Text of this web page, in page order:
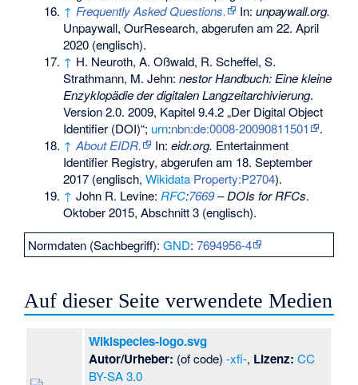
↑ Frequently Asked Questions. In:unpaywall.org.
Unpaywall, OurResearch, abgerufen am 22. April
2020 (englisch).
↑ H. Neuroth, A. Oßwald, R. Scheffel, S.
Strathmann, M. Jehn:nestor Handbuch: Eine kleine
Enzyklopädie der digitalen Langzeitarchivierung.
Version 2.0. 2009, Kapitel 9.4.2 „Der Digital Object
Identifier (DOI)“; urn:nbn:de:0008-20090811501
.
↑ About EIDR. In:eidr.org. Entertainment
Identifier Registry, abgerufen am 18. September
2017 (englisch,Wikidata Property:P2704).
↑ John R. Levine: RFC:7669–DOIs for RFCs.
Oktober 2015, Abschnitt 3 (englisch).
Normdaten (Sachbegriff):GND:7694956-4
Auf dieser Seite verwendete Medien
Wikispecies-logo.svg
Autor/Urheber: (of code)-xfi-, Lizenz: CC
BY-SA 3.0